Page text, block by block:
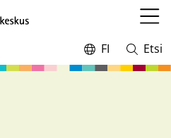
valikko
Vaihda
kieltä,
FI
Avaa
ja
Etsi